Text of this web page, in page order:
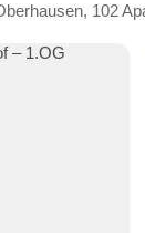
102